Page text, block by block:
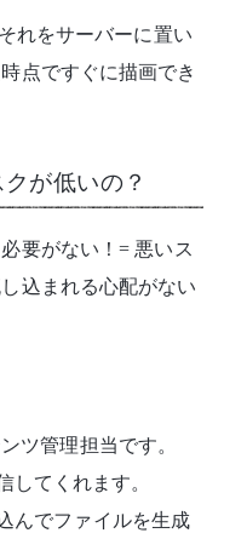
れをサーバーに置い
点ですぐに描画でき
が低いの？
要がない！= 悪いス
込まれる心配がない
ツ管理担当です。
してくれます。
んでファイルを生成